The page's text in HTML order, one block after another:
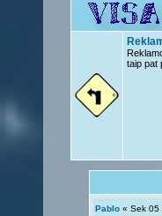
taip pat
Pablo « Sek 05